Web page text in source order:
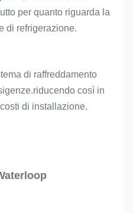
per quanto riguarda la
di refrigerazione.
di raffreddamento
così in
di installazione.